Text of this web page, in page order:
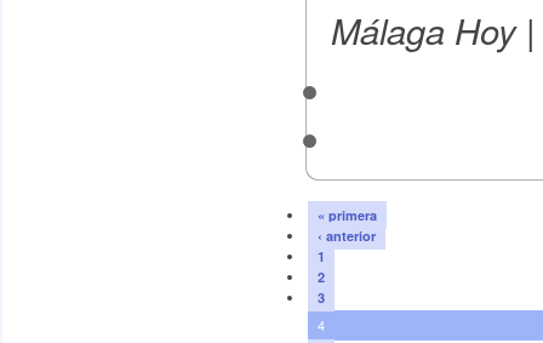
Málaga Hoy|
« primera
‹ anterior
1
2
3
4